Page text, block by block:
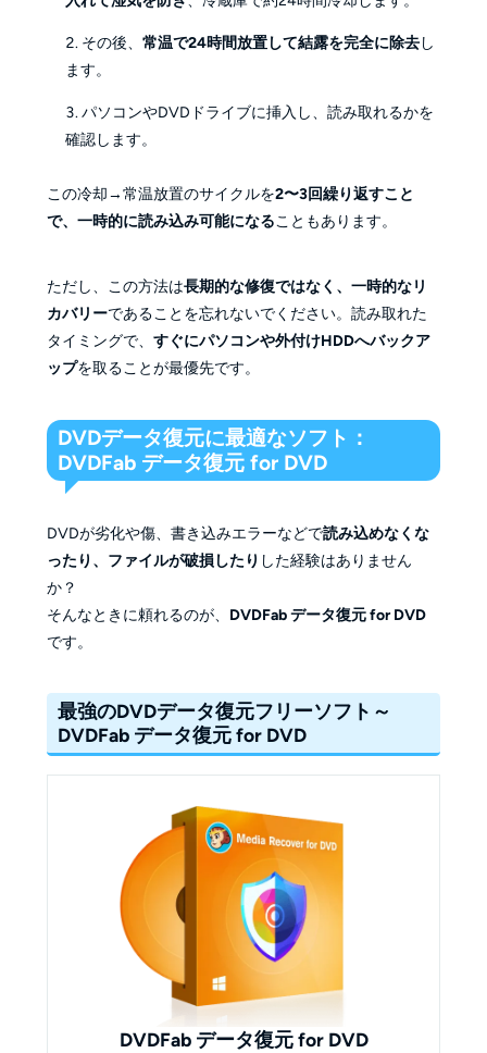
その後、常温で24時間放置して結露を完全に除去し
ます。
パソコンやDVDドライブに挿入し、読み取れるかを
確認します。
この冷却→常温放置のサイクルを2〜3回繰り返すこと
で、一時的に読み込み可能になることもあります。
ただし、この方法は長期的な修復ではなく、一時的なリ
カバリーであることを忘れないでください。読み取れた
タイミングで、 すぐにパソコンや外付けHDDへバックア
ップを取ることが最優先です。
DVDデータ復元に最適なソフト：
DVDFab データ復元 for DVD
DVDが劣化や傷、書き込みエラーなどで読み込めなくな
ったり、ファイルが破損したり した経験はありません
か？
そんなときに頼れるのが、 DVDFab データ復元 for DVD
です。
最強のDVDデータ復元フリーソフト～
DVDFab データ復元 for DVD
DVDFab データ復元 for DVD